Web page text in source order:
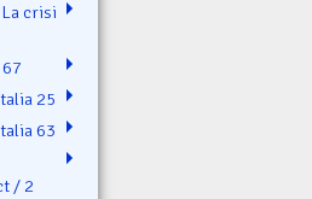
crisi
25
63
/ 2